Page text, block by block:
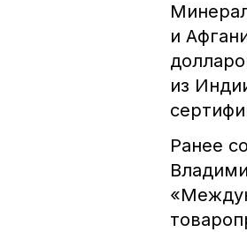
и
из
Ранее